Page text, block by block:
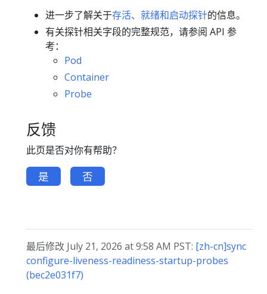
进一步了解关于存活、就绪和启动探针的信息。
有关探针相关字段的完整规范，请参阅 API 参
考：
Pod
Container
Probe
反馈
此页是否对你有帮助？
是 否
最后修改 July 21, 2026 at 9:58 AM PST: [zh-cn]sync
configure-liveness-readiness-startup-probes
(bec2e031f7)